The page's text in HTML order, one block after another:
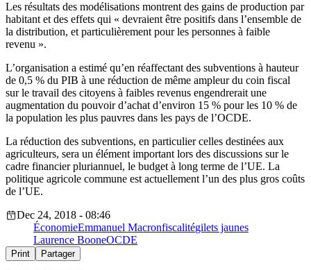
Les résultats des modélisations montrent des gains de production par
habitant et des effets qui « devraient être positifs dans l’ensemble de
la distribution, et particulièrement pour les personnes à faible
revenu ».
L’organisation a estimé qu’en réaffectant des subventions à hauteur
de 0,5 % du PIB à une réduction de même ampleur du coin fiscal
sur le travail des citoyens à faibles revenus engendrerait une
augmentation du pouvoir d’achat d’environ 15 % pour les 10 % de
la population les plus pauvres dans les pays de l’OCDE.
La réduction des subventions, en particulier celles destinées aux
agriculteurs, sera un élément important lors des discussions sur le
cadre financier pluriannuel, le budget à long terme de l’UE. La
politique agricole commune est actuellement l’un des plus gros coûts
de l’UE.
Dec 24, 2018 - 08:46
ÉconomieEmmanuel Macronfiscalitégilets jaunes
Laurence BooneOCDE
Print Partager